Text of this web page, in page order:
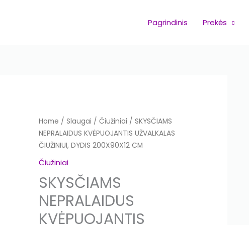
Pagrindinis Prekės
Home / Slaugai / Čiužiniai / SKYSČIAMS
NEPRALAIDUS KVĖPUOJANTIS UŽVALKALAS
ČIUŽINIUI, DYDIS 200X90X12 CM
Čiužiniai
SKYSČIAMS
NEPRALAIDUS
KVĖPUOJANTIS
SKYSČIAMS
NEPRALAIDUS
KVĖPUOJANTIS
UŽVALKALAS
DYDIS
200X90X12
CM
quantity